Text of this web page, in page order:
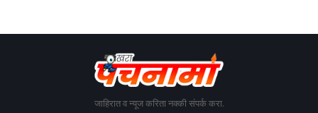
जाहिरात व न्यूज करिता नक्की संपर्क करा.